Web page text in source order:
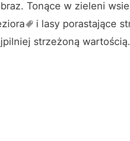
Tonące w zieleni
i lasy porastające
strzeżoną wartością.